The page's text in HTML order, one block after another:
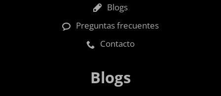
Blogs
Preguntas frecuentes
Contacto
Blogs